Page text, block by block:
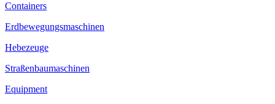
Containers
Erdbewegungsmaschinen
Hebezeuge
Straßenbaumaschinen
Equipment